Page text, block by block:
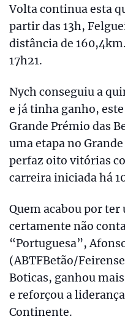
Volta continua esta
partir das 13h,
distância de
17h21.
Nych conseguiu a
e já tinha ganho,
Grande Prémio das
uma etapa no
perfaz oito vitórias
carreira iniciada há
Quem acabou por
certamente não
“Portuguesa”,
(ABTFBetão/
Boticas, ganhou
e reforçou a
Continente.